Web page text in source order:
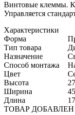
Винтовые клеммы.
Управляется
Характеристики
Форма
Тип товара
Назначение
Способ монтажа
Цвет
Высота
Ширина
Длина
ТОВАР